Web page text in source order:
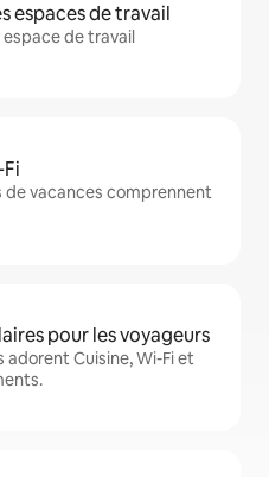
espaces de travail
de travail
de vacances comprennent
pour les voyageurs
adorent Cuisine, Wi-Fi et